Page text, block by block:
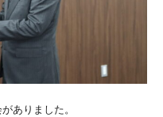
ありました。